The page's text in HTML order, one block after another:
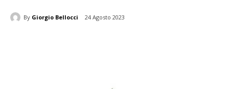
By Giorgio Bellocci 24 Agosto 2023